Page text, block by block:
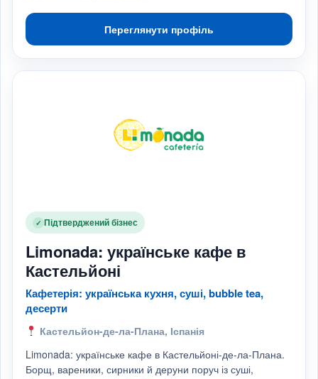
Переглянути профіль
✓ Підтверджений бізнес
Limonada: українське кафе в
Кастельйоні
Кафетерія: українська кухня, суші, bubble tea,
десерти
Кастельйон-де-ла-Плана, Іспанія
Limonada: українське кафе в Кастельйоні-де-ла-Плана.
Борщ, вареники, сирники й деруни поруч із суші,